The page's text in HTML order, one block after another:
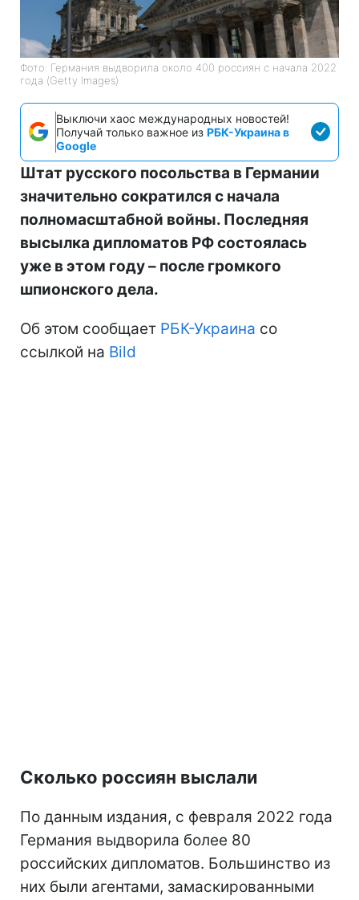
Фото: Германия выдворила около 400 россиян с начала 2022
года (Getty Images)
Выключи хаос международных новостей!
Получай только важное из РБК-Украина в
Google
Штат русского посольства в Германии
значительно сократился с начала
полномасштабной войны. Последняя
высылка дипломатов РФ состоялась
уже в этом году – после громкого
шпионского дела.
Об этом сообщает РБК-Украина со
ссылкой на Bild
Сколько россиян выслали
По данным издания, с февраля 2022 года
Германия выдворила более 80
российских дипломатов. Большинство из
них были агентами, замаскированными